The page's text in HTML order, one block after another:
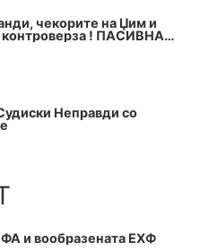
чекорите на Џим и
контроверза ! ПАСИВНА
Неправди со
и вообразената ЕХФ